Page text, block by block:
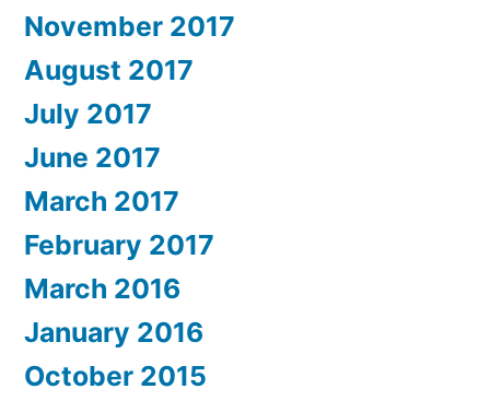
November 2017
August 2017
July 2017
June 2017
March 2017
February 2017
March 2016
January 2016
October 2015